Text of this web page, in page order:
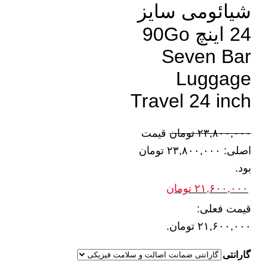
شیائومی سایز
24 اینچ 90Go
Seven Bar
Luggage
Travel 24 inch
۲۳,۸۰۰,۰۰۰ تومان قیمت
اصلی: ۲۳,۸۰۰,۰۰۰ تومان
بود.
۲۱,۶۰۰,۰۰۰ تومان
قیمت فعلی:
۲۱,۶۰۰,۰۰۰ تومان.
گارانتی